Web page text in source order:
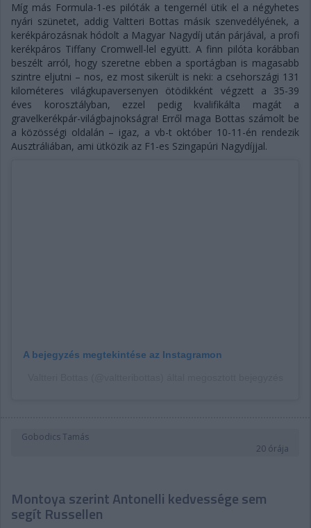
Míg más Formula-1-es pilóták a tengernél ütik el a négyhetes
nyári szünetet, addig Valtteri Bottas másik szenvedélyének, a
kerékpározásnak hódolt a Magyar Nagydíj után párjával, a profi
kerékpáros Tiffany Cromwell-lel együtt. A finn pilóta korábban
beszélt arról, hogy szeretne ebben a sportágban is magasabb
szintre eljutni – nos, ez most sikerült is neki: a csehországi 131
kilométeres világkupaversenyen ötödikként végzett a 35-39
éves korosztályban, ezzel pedig kvalifikálta magát a
gravelkerékpár-világbajnokságra! Erről maga Bottas számolt be
a közösségi oldalán – igaz, a vb-t október 10-11-én rendezik
Ausztráliában, ami ütközik az F1-es Szingapúri Nagydíjjal.
A bejegyzés megtekintése az Instagramon
Gobodics Tamás
20 órája
Montoya szerint Antonelli kedvessége sem
segít Russellen